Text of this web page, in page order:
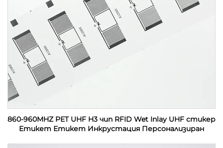
860-960MHZ PET UHF H3 чип RFID Wet Inlay UHF стикер
Етикет Етикет Инкрустация Персонализиран